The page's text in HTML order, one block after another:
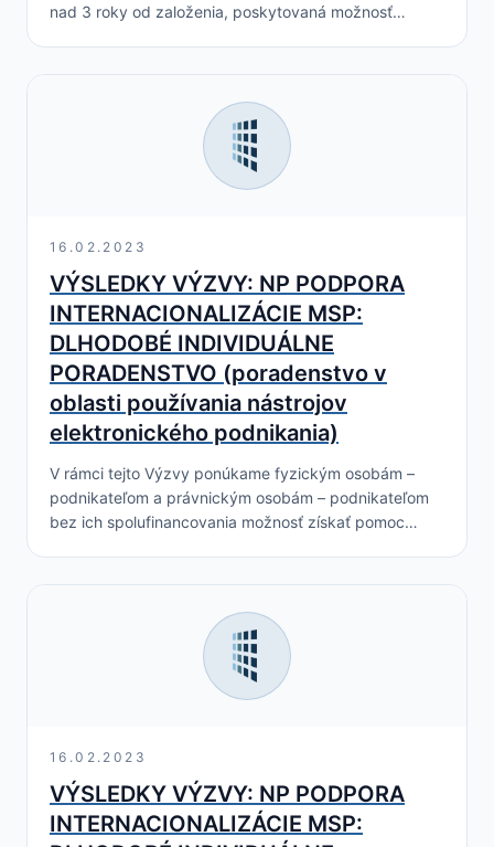
nad 3 roky od založenia, poskytovaná možnosť
16.02.2023
VÝSLEDKY VÝZVY: NP PODPORA
INTERNACIONALIZÁCIE MSP:
DLHODOBÉ INDIVIDUÁLNE
PORADENSTVO (poradenstvo v
oblasti používania nástrojov
elektronického podnikania)
V rámci tejto Výzvy ponúkame fyzickým osobám –
podnikateľom a právnickým osobám – podnikateľom
bez ich spolufinancovania možnosť získať pomoc
16.02.2023
VÝSLEDKY VÝZVY: NP PODPORA
INTERNACIONALIZÁCIE MSP: